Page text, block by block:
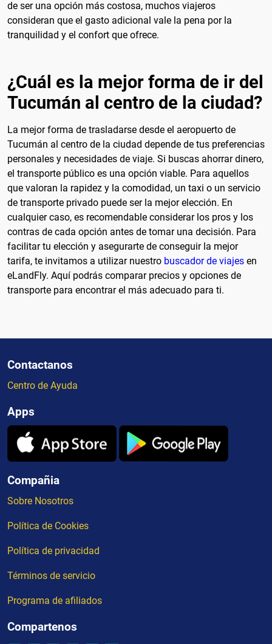
de ser una opción más costosa, muchos viajeros
consideran que el gasto adicional vale la pena por la
tranquilidad y el confort que ofrece.
¿Cuál es la mejor forma de ir del
Tucumán al centro de la ciudad?
La mejor forma de trasladarse desde el aeropuerto de
Tucumán al centro de la ciudad depende de tus preferencias
personales y necesidades de viaje. Si buscas ahorrar dinero,
el transporte público es una opción viable. Para aquellos
que valoran la rapidez y la comodidad, un taxi o un servicio
de transporte privado puede ser la mejor elección. En
cualquier caso, es recomendable considerar los pros y los
contras de cada opción antes de tomar una decisión. Para
facilitar tu elección y asegurarte de conseguir la mejor
tarifa, te invitamos a utilizar nuestro buscador de viajes en
eLandFly. Aquí podrás comparar precios y opciones de
transporte para encontrar el más adecuado para ti.
Contactanos
Centro de Ayuda
Apps
Compañia
Sobre Nosotros
Política de Cookies
Política de privacidad
Términos de servicio
Programa de afiliados
Compartenos